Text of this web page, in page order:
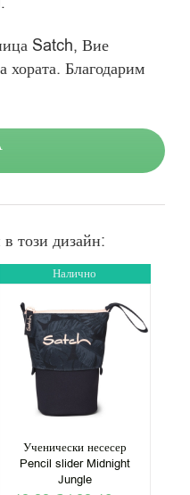
Satch, Вие
хората. Благодарим
този дизайн:
Налично
Ученически несесер
Pencil slider Midnight
Jungle